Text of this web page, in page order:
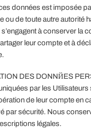
données est imposée
ou de toute autre autorité
à conserver la
leur compte et à
DES DONNЙES
par les
de leur compte en
par sécurité. Nous
légales.